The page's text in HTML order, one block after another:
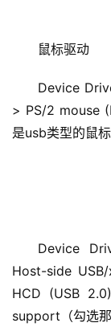
鼠标驱动
Device
> PS/2 mouse
是usb类型的鼠
Device
Host-side
HCD (USB
support（勾选那